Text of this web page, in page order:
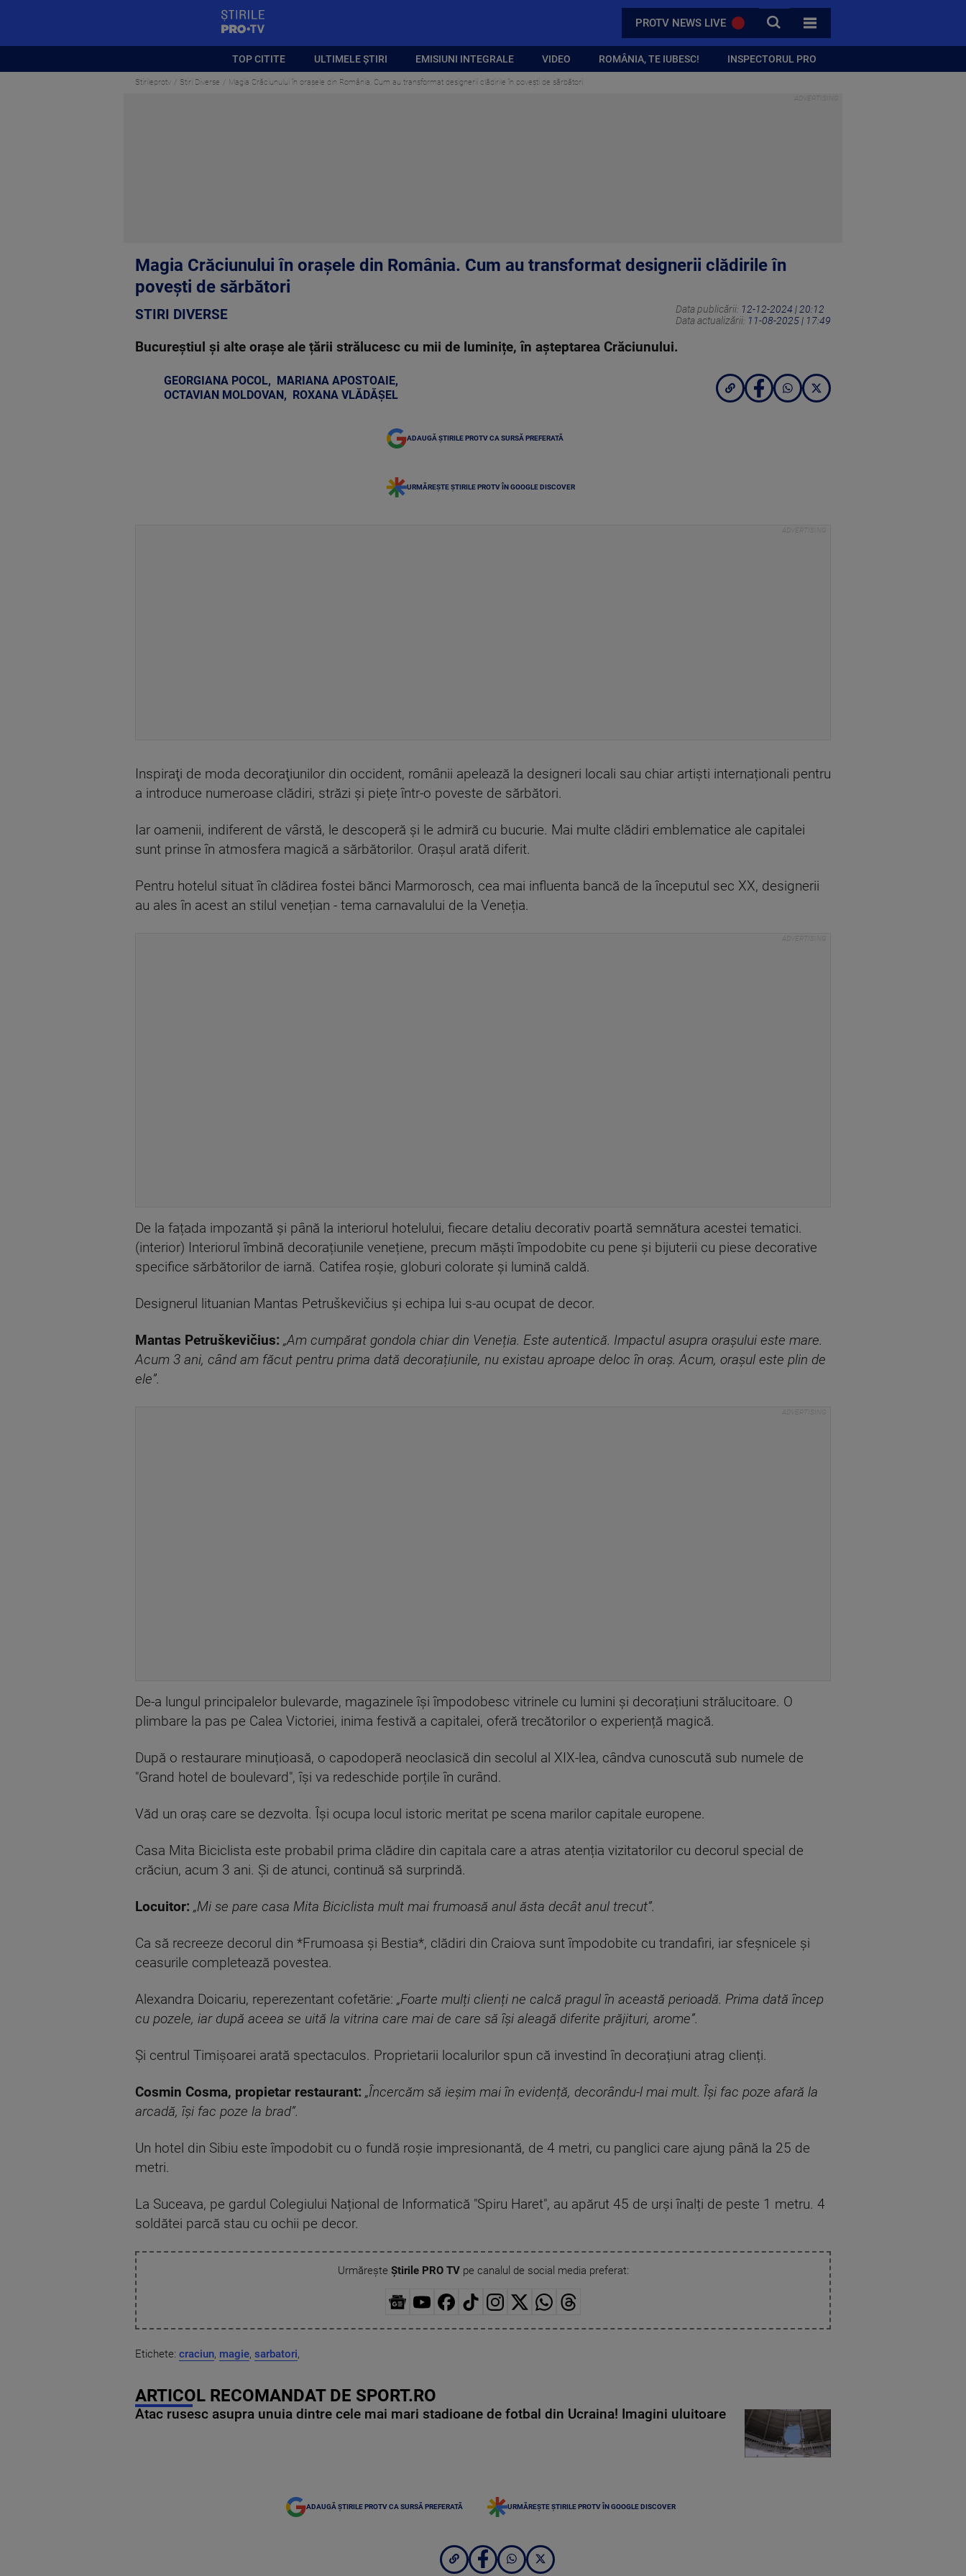
PROTV NEWS LIVE CAUTA
TOATE CATEGORIILE
TOP CITITE ULTIMELE ȘTIRI EMISIUNI INTEGRALE VIDEO ROMÂNIA, TE IUBESC! INSPECTORUL PRO
Stirileprotv Stiri Diverse Magia Crăciunului în orașele din România. Cum au transformat designerii clădirile în povești de sărbători
Magia Crăciunului în orașele din România. Cum au transformat designerii clădirile în
povești de sărbători
STIRI DIVERSE Data publicării: 12-12-2024 | 20:12
Data actualizării: 11-08-2025 | 17:49
Bucureștiul și alte orașe ale țării strălucesc cu mii de luminițe, în așteptarea Crăciunului.
GEORGIANA POCOL, MARIANA APOSTOAIE,
OCTAVIAN MOLDOVAN , ROXANA VLĂDĂȘEL
ADAUGĂ ȘTIRILE PROTV CA SURSĂ PREFERATĂ
URMĂREȘTE ȘTIRILE PROTV ÎN GOOGLE DISCOVER
Inspiraţi de moda decoraţiunilor din occident, românii apelează la designeri locali sau chiar artiști internaționali pentru
a introduce numeroase clădiri, străzi și piețe într-o poveste de sărbători.
Iar oamenii, indiferent de vârstă, le descoperă și le admiră cu bucurie. Mai multe clădiri emblematice ale capitalei
sunt prinse în atmosfera magică a sărbătorilor. Orașul arată diferit.
Pentru hotelul situat în clădirea fostei bănci Marmorosch, cea mai influenta bancă de la începutul sec XX, designerii
au ales în acest an stilul venețian - tema carnavalului de la Veneția.
De la fațada impozantă și până la interiorul hotelului, fiecare detaliu decorativ poartă semnătura acestei tematici.
(interior) Interiorul îmbină decorațiunile venețiene, precum măști împodobite cu pene și bijuterii cu piese decorative
specifice sărbătorilor de iarnă. Catifea roșie, globuri colorate și lumină caldă.
Designerul lituanian Mantas Petruškevičius și echipa lui s-au ocupat de decor.
Mantas Petruškevičius: „Am cumpărat gondola chiar din Veneția. Este autentică. Impactul asupra orașului este mare.
Acum 3 ani, când am făcut pentru prima dată decorațiunile, nu existau aproape deloc în oraș. Acum, orașul este plin de
ele”.
De-a lungul principalelor bulevarde, magazinele își împodobesc vitrinele cu lumini și decorațiuni strălucitoare. O
plimbare la pas pe Calea Victoriei, inima festivă a capitalei, oferă trecătorilor o experiență magică.
După o restaurare minuțioasă, o capodoperă neoclasică din secolul al XIX-lea, cândva cunoscută sub numele de
"Grand hotel de boulevard", își va redeschide porțile în curând.
Văd un oraș care se dezvolta. Își ocupa locul istoric meritat pe scena marilor capitale europene.
Casa Mita Biciclista este probabil prima clădire din capitala care a atras atenția vizitatorilor cu decorul special de
crăciun, acum 3 ani. Și de atunci, continuă să surprindă.
Locuitor: „Mi se pare casa Mita Biciclista mult mai frumoasă anul ăsta decât anul trecut”.
Ca să recreeze decorul din *Frumoasa și Bestia*, clădiri din Craiova sunt împodobite cu trandafiri, iar sfeșnicele și
ceasurile completează povestea.
Alexandra Doicariu, reperezentant cofetărie: „Foarte mulți clienți ne calcă pragul în această perioadă. Prima dată încep
cu pozele, iar după aceea se uită la vitrina care mai de care să își aleagă diferite prăjituri, arome”.
Și centrul Timișoarei arată spectaculos. Proprietarii localurilor spun că investind în decorațiuni atrag clienți.
Cosmin Cosma, propietar restaurant: „Încercăm să ieșim mai în evidență, decorându-l mai mult. Își fac poze afară la
arcadă, își fac poze la brad”.
Un hotel din Sibiu este împodobit cu o fundă roșie impresionantă, de 4 metri, cu panglici care ajung până la 25 de
metri.
La Suceava, pe gardul Colegiului Național de Informatică "Spiru Haret", au apărut 45 de urși înalți de peste 1 metru. 4
soldătei parcă stau cu ochii pe decor.
Urmărește Știrile PRO TVpe canalul de social media preferat:
Etichete: craciun, magie, sarbatori,
ARTICOL RECOMANDAT DE SPORT.RO
Atac rusesc asupra unuia dintre cele mai mari stadioane de fotbal din Ucraina! Imagini uluitoare
ADAUGĂ ȘTIRILE PROTV CA SURSĂ PREFERATĂ URMĂREȘTE ȘTIRILE PROTV ÎN GOOGLE DISCOVER